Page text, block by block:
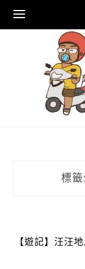
content
標籤:
【遊記】汪汪